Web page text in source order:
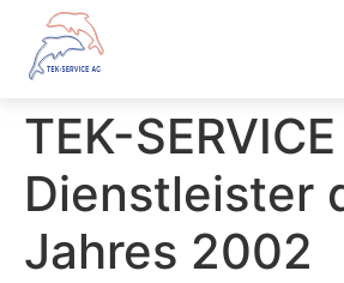
TEK-
Dienstleister
Jahres 2002